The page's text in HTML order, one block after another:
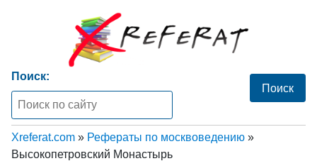
Поиск:
Xreferat.com » Рефераты по москвоведению »
Высокопетровский Монастырь